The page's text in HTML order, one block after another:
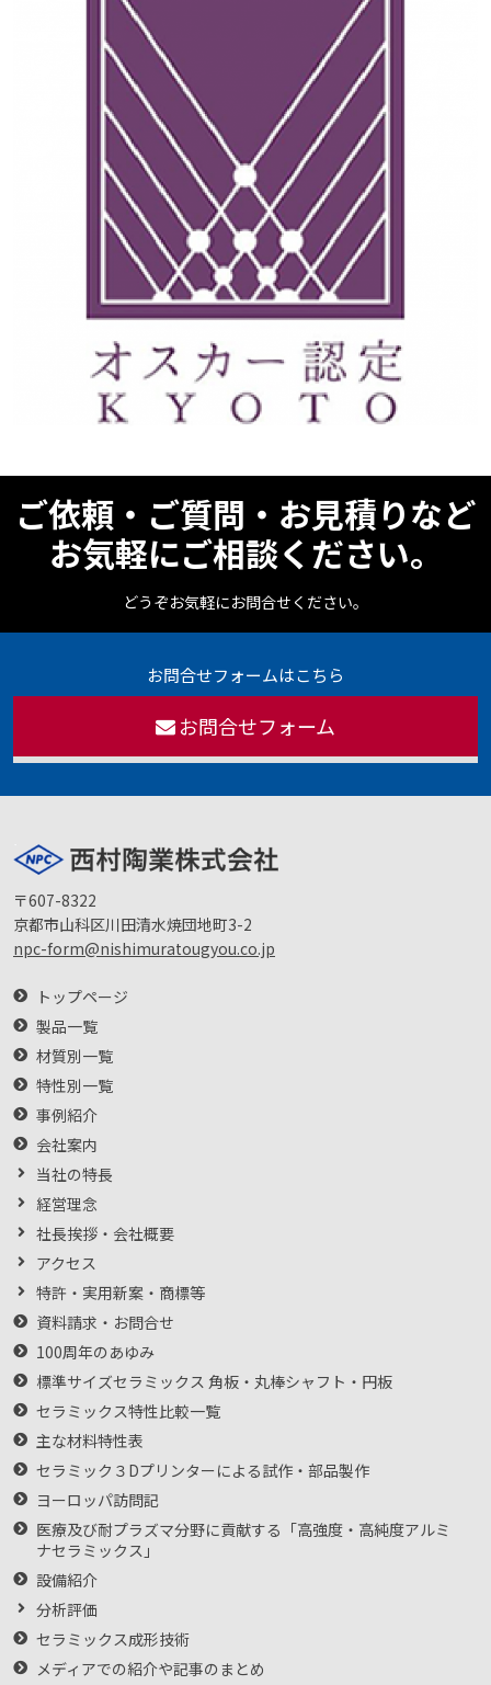
ご依頼・ご質問・お見積りなど
お気軽にご相談ください。
どうぞお気軽にお問合せください。
お問合せフォームはこちら
お問合せフォーム
〒607-8322
京都市山科区川田清水焼団地町3-2
npc-form@nishimuratougyou.co.jp
トップページ
製品一覧
材質別一覧
特性別一覧
事例紹介
会社案内
当社の特長
経営理念
社長挨拶・会社概要
アクセス
特許・実用新案・商標等
資料請求・お問合せ
100周年のあゆみ
標準サイズセラミックス 角板・丸棒シャフト・円板
セラミックス特性比較一覧
主な材料特性表
セラミック３Dプリンターによる試作・部品製作
ヨーロッパ訪問記
医療及び耐プラズマ分野に貢献する「高強度・高純度アルミ
ナセラミックス」
設備紹介
分析評価
セラミックス成形技術
メディアでの紹介や記事のまとめ